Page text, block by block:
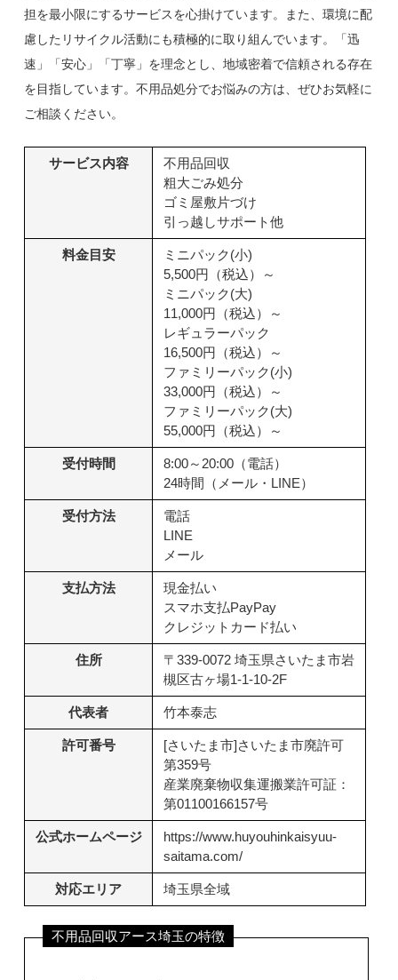
担を最小限にするサービスを心掛けています。また、環境に配
慮したリサイクル活動にも積極的に取り組んでいます。「迅
速」「安心」「丁寧」を理念とし、地域密着で信頼される存在
を目指しています。不用品処分でお悩みの方は、ぜひお気軽に
ご相談ください。
サービス内容
不用品回収
粗大ごみ処分
ゴミ屋敷片づけ
引っ越しサポート他
料金目安
ミニパック(小)
5,500円（税込）～
ミニパック(大)
11,000円（税込）～
レギュラーパック
16,500円（税込）～
ファミリーパック(小)
33,000円（税込）～
ファミリーパック(大)
55,000円（税込）～
受付時間
8:00～20:00（電話）
24時間（メール・LINE）
受付方法
電話
LINE
メール
支払方法
現金払い
スマホ支払PayPay
クレジットカード払い
住所
〒339-0072 埼玉県さいたま市岩
槻区古ヶ場1-1-10-2F
代表者 竹本泰志
許可番号
[さいたま市]さいたま市廃許可
第359号
産業廃棄物収集運搬業許可証：
第01100166157号
公式ホームページ
https://www.huyouhinkaisyuu-
saitama.com/
対応エリア 埼玉県全域
不用品回収アース埼玉の特徴